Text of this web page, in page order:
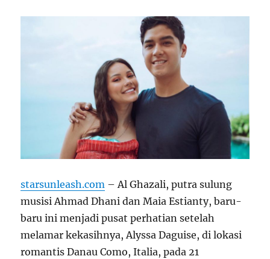
starsunleash.com – Al Ghazali, putra sulung
musisi Ahmad Dhani dan Maia Estianty, baru-
baru ini menjadi pusat perhatian setelah
melamar kekasihnya, Alyssa Daguise, di lokasi
romantis Danau Como, Italia, pada 21